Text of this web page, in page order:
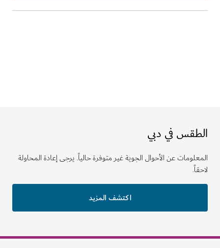
الطقس في دبي
المعلومات عن الأحوال الجوية غير متوفرة حالياً. يرجى إعادة المحاولة
لاحقاً.
اكتشف المزيد